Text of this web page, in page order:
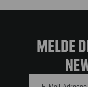
MELDE